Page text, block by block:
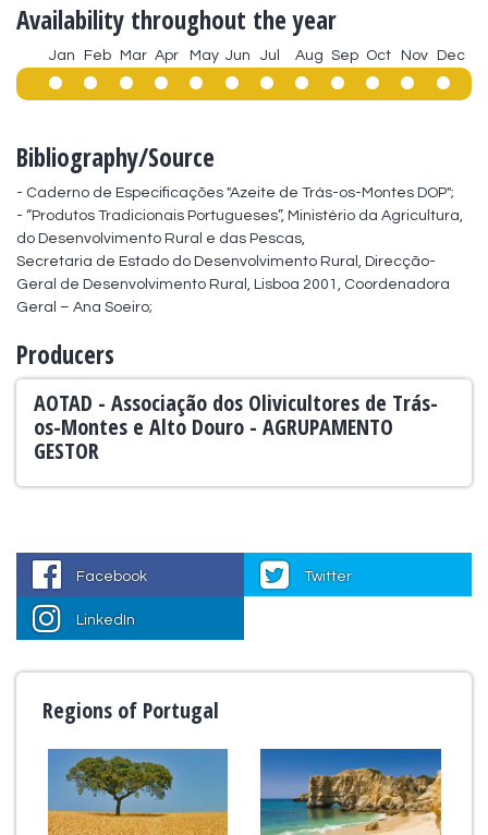
Availability throughout the year
Jan Feb Mar Apr May Jun Jul Aug Sep Oct Nov Dec
Bibliography/Source
- Caderno de Especificações "Azeite de Trás-os-Montes DOP";
- “Produtos Tradicionais Portugueses”, Ministério da Agricultura,
do Desenvolvimento Rural e das Pescas,
Secretaria de Estado do Desenvolvimento Rural, Direcção-
Geral de Desenvolvimento Rural, Lisboa 2001, Coordenadora
Geral – Ana Soeiro;
Producers
AOTAD - Associação dos Olivicultores de Trás-
os-Montes e Alto Douro - AGRUPAMENTO
GESTOR
Facebook Twitter
LinkedIn
Regions of Portugal